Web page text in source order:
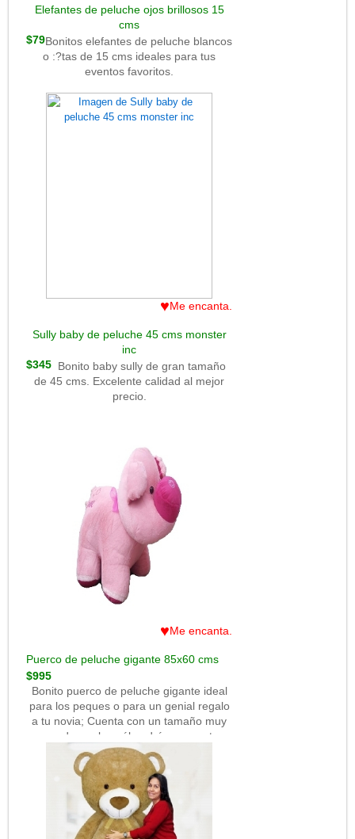
Elefantes de peluche ojos brillosos 15
cms
$79Bonitos elefantes de peluche blancos
o :?tas de 15 cms ideales para tus
eventos favoritos.
♥Me encanta.
Sully baby de peluche 45 cms monster
inc
$345 Bonito baby sully de gran tamaño
de 45 cms. Excelente calidad al mejor
precio.
♥Me encanta.
Puerco de peluche gigante 85x60 cms
$995
Bonito puerco de peluche gigante ideal
para los peques o para un genial regalo
a tu novia; Cuenta con un tamaño muy
grande por lo cuál podrás usar este
muñeco cómo almohada o cómo tu
mejor amigo.